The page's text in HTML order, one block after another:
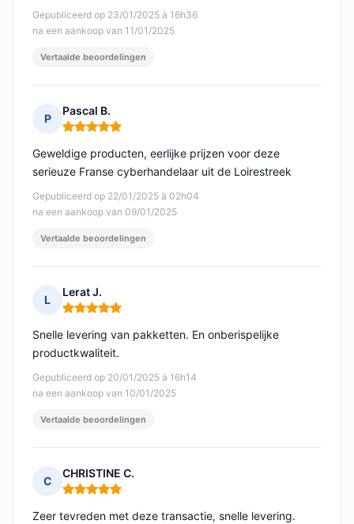
Gepubliceerd op 23/01/2025 à 16h36
na een aankoop van 11/01/2025
Vertaalde beoordelingen
P
Pascal B.
Opmerking: 5 van 5
Gepubliceerd op 22/01/2025 à 02h04
na een aankoop van 09/01/2025
Geweldige producten, eerlijke prijzen voor deze
serieuze Franse cyberhandelaar uit de Loirestreek
Vertaalde beoordelingen
L
Lerat J.
Opmerking: 5 van 5
Gepubliceerd op 20/01/2025 à 16h14
na een aankoop van 10/01/2025
Snelle levering van pakketten. En onberispelijke
productkwaliteit.
Vertaalde beoordelingen
C
CHRISTINE C.
Opmerking: 5 van 5
Zeer tevreden met deze transactie, snelle levering.